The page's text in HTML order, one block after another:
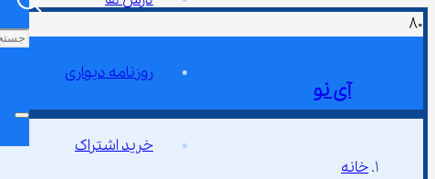
آی نو
روزنامه دیواری
خرید اشتراک
خانه